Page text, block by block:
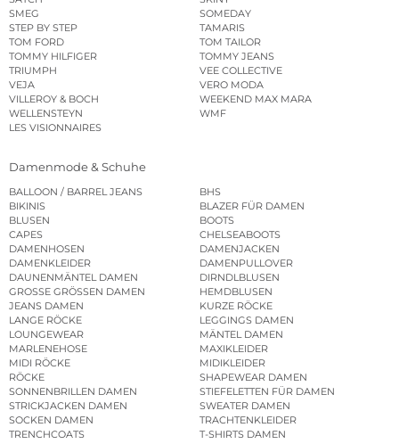
SMEG
SOMEDAY
STEP BY STEP
TAMARIS
TOM FORD
TOM TAILOR
TOMMY HILFIGER
TOMMY JEANS
TRIUMPH
VEE COLLECTIVE
VEJA
VERO MODA
VILLEROY & BOCH
WEEKEND MAX MARA
WELLENSTEYN
WMF
LES VISIONNAIRES
Damenmode & Schuhe
BALLOON / BARREL JEANS
BHS
BIKINIS
BLAZER FÜR DAMEN
BLUSEN
BOOTS
CAPES
CHELSEABOOTS
DAMENHOSEN
DAMENJACKEN
DAMENKLEIDER
DAMENPULLOVER
DAUNENMÄNTEL DAMEN
DIRNDLBLUSEN
GROSSE GRÖSSEN DAMEN
HEMDBLUSEN
JEANS DAMEN
KURZE RÖCKE
LANGE RÖCKE
LEGGINGS DAMEN
LOUNGEWEAR
MÄNTEL DAMEN
MARLENEHOSE
MAXIKLEIDER
MIDI RÖCKE
MIDIKLEIDER
RÖCKE
SHAPEWEAR DAMEN
SONNENBRILLEN DAMEN
STIEFELETTEN FÜR DAMEN
STRICKJACKEN DAMEN
SWEATER DAMEN
SOCKEN DAMEN
TRACHTENKLEIDER
TRENCHCOATS
T-SHIRTS DAMEN